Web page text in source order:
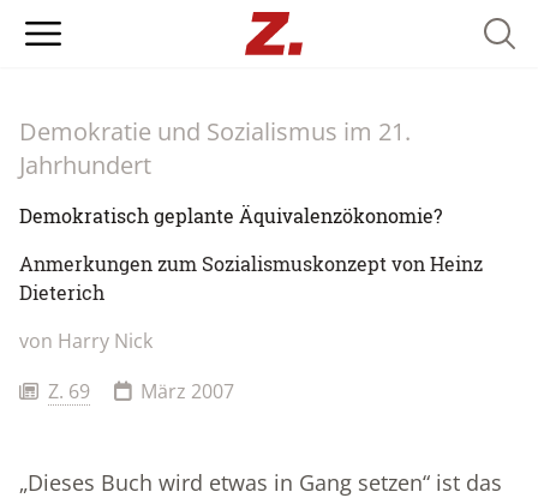
Demokratie und Sozialismus im 21.
Jahrhundert
Demokratisch geplante Äquivalenzökonomie?
Anmerkungen zum Sozialismuskonzept von Heinz
Dieterich
von Harry Nick
Z. 69
März 2007
„Dieses Buch wird etwas in Gang setzen“ ist das